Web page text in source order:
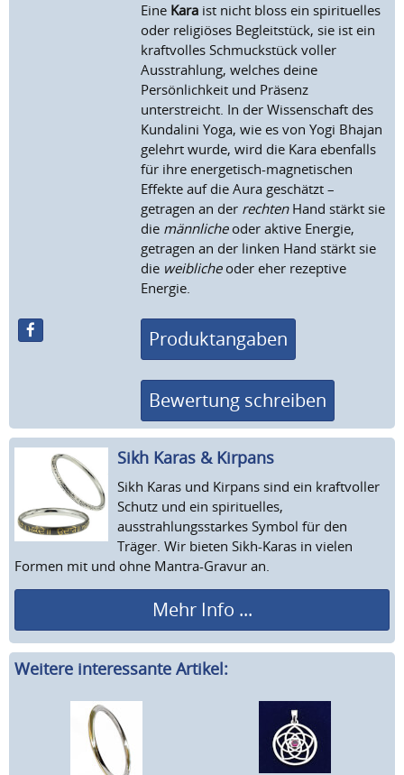
Eine Kara ist nicht bloss ein spirituelles
oder religiöses Begleitstück, sie ist ein
kraftvolles Schmuckstück voller
Ausstrahlung, welches deine
Persönlichkeit und Präsenz
unterstreicht. In der Wissenschaft des
Kundalini Yoga, wie es von Yogi Bhajan
gelehrt wurde, wird die Kara ebenfalls
für ihre energetisch-magnetischen
Effekte auf die Aura geschätzt –
getragen an der rechtenHand stärkt sie
die männlicheoder aktive Energie,
getragen an der linken Hand stärkt sie
die weiblicheoder eher rezeptive
Energie.
Produktangaben
Bewertung schreiben
Sikh Karas & Kirpans
Sikh Karas und Kirpans sind ein kraftvoller
Schutz und ein spirituelles,
ausstrahlungsstarkes Symbol für den
Träger. Wir bieten Sikh-Karas in vielen
Formen mit und ohne Mantra-Gravur an.
Mehr Info ...
Weitere interessante Artikel: